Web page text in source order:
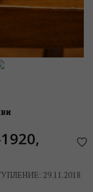
29.11.2018